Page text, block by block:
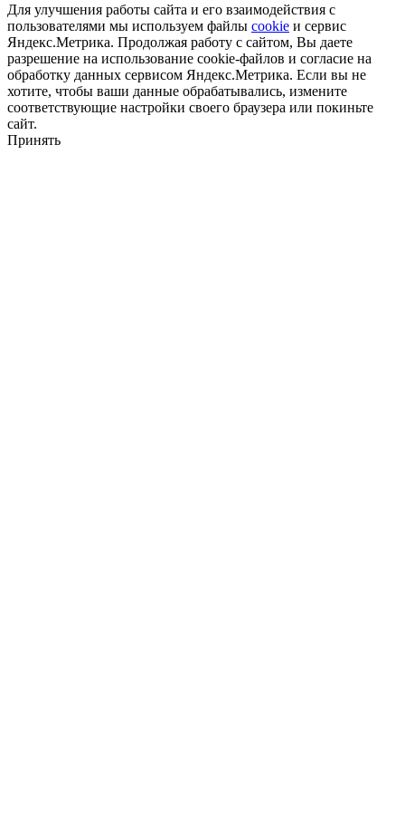
Для улучшения работы сайта и его взаимодействия с
пользователями мы используем файлы cookie и сервис
Яндекс.Метрика. Продолжая работу с сайтом, Вы даете
разрешение на использование cookie-файлов и согласие на
обработку данных сервисом Яндекс.Метрика. Если вы не
хотите, чтобы ваши данные обрабатывались, измените
соответствующие настройки своего браузера или покиньте
сайт.
Принять